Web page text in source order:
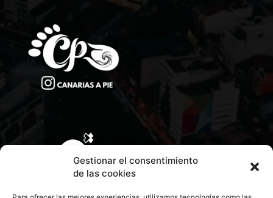
Gestionar el consentimiento
de las cookies